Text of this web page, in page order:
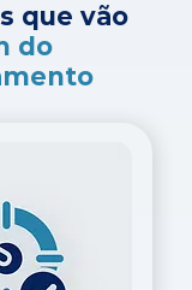
que vão
do